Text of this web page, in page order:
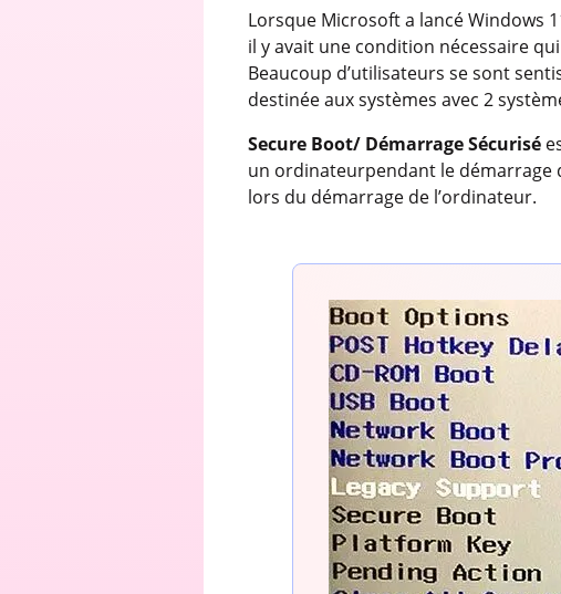
Lorsque Microsoft a lancé Windows
il y avait une condition nécessaire
Beaucoup d’utilisateurs se sont
destinée aux systèmes avec 2
Secure Boot/ Démarrage Sécurisé
un ordinateurpendant le démarrage
lors du démarrage de l’ordinateur.